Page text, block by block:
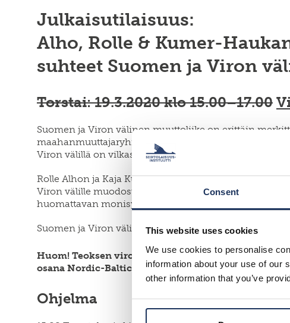
Consent
This website uses cookies
We use cookies to personalise
information about your use of our
other information that you’ve
Julkaisutilaisuus:
Alho, Rolle & Kumer-
suhteet Suomen ja Viron
Torstai: 19.3.2020 klo 15.00–17.00
Suomen ja Viron välinen muuttoliike on erittäin
maahanmuuttajaryhmä. Suomalaiset ovat Viron
Viron välillä on vilkasta.
Rolle Alhon ja Kaja Kumer-Haukanõmmen toimittama
Viron välille muodostunutta ylirajaista tilaa. Kirjan 19
huomattavan monisyinen ilmiö, jolla on sekä
Suomen ja Viron välinen ylirajainen liikkuvuus
Huom! Teoksen vironkielinen painos Mobiilsus,
osana Nordic-Baltic Migration Conference
Ohjelma